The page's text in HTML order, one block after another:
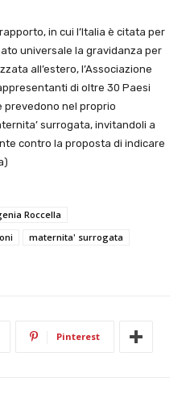
in cui l’Italia è citata per
universale la gravidanza per
all’estero, l’Associazione
di oltre 30 Paesi
prevedono nel proprio
surrogata, invitandoli a
contro la proposta di indicare
Roccella
maternita' surrogata
Pinterest